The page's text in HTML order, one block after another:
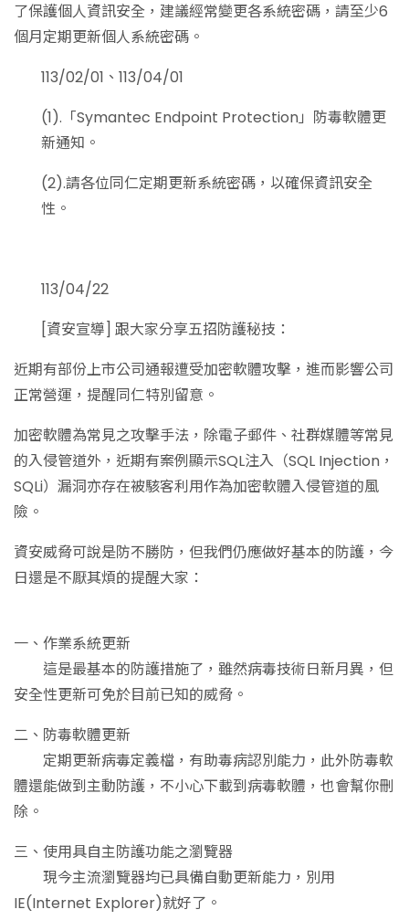
了保護個人資訊安全，建議經常變更各系統密碼，請至少6
個月定期更新個人系統密碼。
113/02/01、113/04/01
(1).「Symantec Endpoint Protection」防毒軟體更
新通知。
(2).請各位同仁定期更新系統密碼，以確保資訊安全
性。
113/04/22
[資安宣導] 跟大家分享五招防護秘技：
近期有部份上市公司通報遭受加密軟體攻擊，進而影響公司
正常營運，提醒同仁特別留意。
加密軟體為常見之攻擊手法，除電子郵件、社群媒體等常見
的入侵管道外，近期有案例顯示SQL注入（SQL Injection，
SQLi）漏洞亦存在被駭客利用作為加密軟體入侵管道的風
險。
資安威脅可說是防不勝防，但我們仍應做好基本的防護，今
日還是不厭其煩的提醒大家：
一、作業系統更新
這是最基本的防護措施了，雖然病毒技術日新月異，但
安全性更新可免於目前已知的威脅。
二、防毒軟體更新
定期更新病毒定義檔，有助毒病認別能力，此外防毒軟
體還能做到主動防護，不小心下載到病毒軟體，也會幫你刪
除。
三、使用具自主防護功能之瀏覽器
現今主流瀏覽器均已具備自動更新能力，別用
IE(Internet Explorer)就好了。